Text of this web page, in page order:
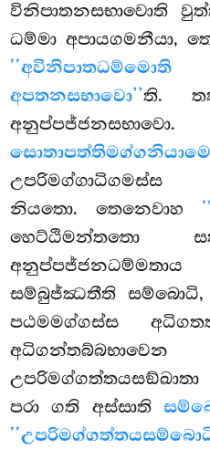
විනිපාතනසභාවොති
ධම්මා අපායගමනීයා,
අපතනසභාවො’’ති.
අනුප්පජ්ජනසභාවො.
උපරිමග්ගාධිගමස්ස
නියතො. තෙනෙවාහ
හෙට්ඨිමන්තතො
සම්බුජ්ඣතීති
පඨමමග්ගස්ස
පරා ගති අස්සාති